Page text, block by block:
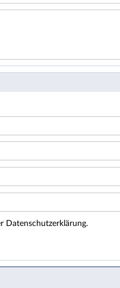
Datenschutzerklärung.